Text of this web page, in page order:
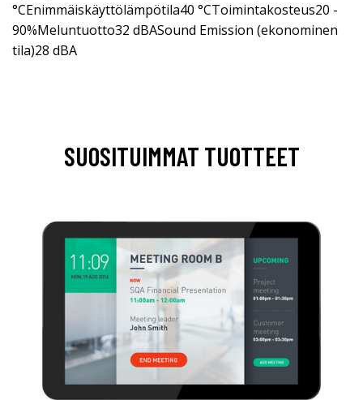
°CEnimmäiskäyttölämpötila40 °CToimintakosteus20 -
90%Meluntuotto32 dBASound Emission (ekonominen
tila)28 dBA
SUOSITUIMMAT TUOTTEET